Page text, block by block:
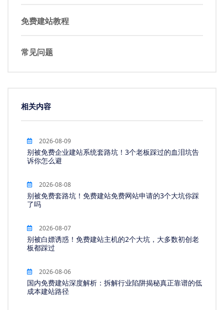
免费建站教程
常见问题
相关内容
2026-08-09
别被免费企业建站系统套路坑！3个老板踩过的血泪坑告
诉你怎么避
2026-08-08
别被免费套路坑！免费建站免费网站申请的3个大坑你踩
了吗
2026-08-07
别被白嫖诱惑！免费建站主机的2个大坑，大多数初创老
板都踩过
2026-08-06
国内免费建站深度解析：拆解行业陷阱揭秘真正靠谱的低
成本建站路径